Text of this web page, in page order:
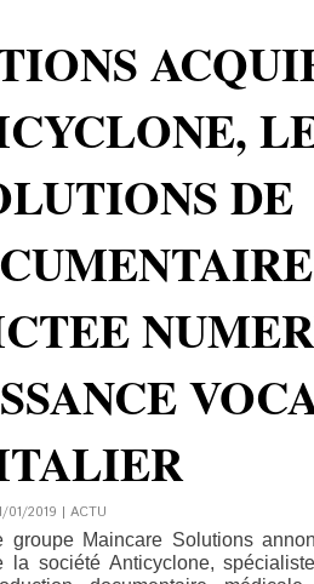
DE
01/2019 | ACTU
groupe Maincare Solutions
la société Anticyclone,